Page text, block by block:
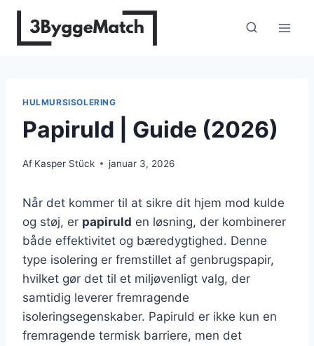
Fortsæt
indhold
HULMURSISOLERING
Papiruld | Guide (2026)
Af Kasper Stück januar 3, 2026
Når det kommer til at sikre dit hjem mod kulde
og støj, er papiruld en løsning, der kombinerer
både effektivitet og bæredygtighed. Denne
type isolering er fremstillet af genbrugspapir,
hvilket gør det til et miljøvenligt valg, der
samtidig leverer fremragende
isoleringsegenskaber. Papiruld er ikke kun en
fremragende termisk barriere, men det